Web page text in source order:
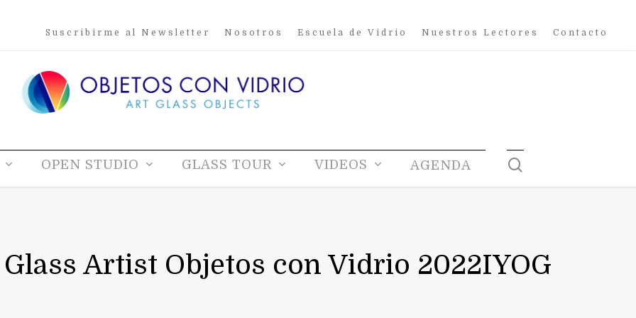
Suscribirme al Newsletter Nosotros Escuela de Vidrio Nuestros Lectores Contacto
OPEN STUDIO GLASS TOUR VIDEOS AGENDA
Artist Objetos con Vidrio 2022IYOG